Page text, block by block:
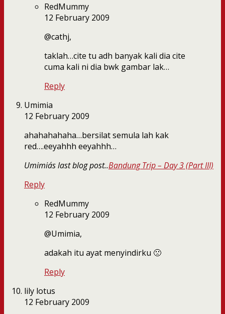
RedMummy
12 February 2009
@cathj,
taklah…cite tu adh banyak kali dia cite
cuma kali ni dia bwk gambar lak…
Reply
Umimia
12 February 2009
ahahahahaha…bersilat semula lah kak
red….eeyahhh eeyahhh…
Umimia´s last blog post..Bandung Trip – Day 3 (Part III)
Reply
RedMummy
12 February 2009
@Umimia,
adakah itu ayat menyindirku 🙁
Reply
lily lotus
12 February 2009